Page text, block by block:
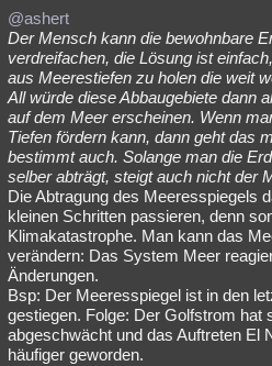
@ashert
Der Mensch kann die bewohnbare
verdreifachen, die Lösung ist
aus Meerestiefen zu holen die weit
All würde diese Abbaugebiete dann
auf dem Meer erscheinen. Wenn
Tiefen fördern kann, dann geht das
bestimmt auch. Solange man die
selber abträgt, steigt auch nicht der
Die Abtragung des Meeresspiegels
kleinen Schritten passieren, denn
Klimakatastrophe. Man kann das
verändern: Das System Meer
Änderungen.
Bsp: Der Meeresspiegel ist in den
gestiegen. Folge: Der Golfstrom hat
abgeschwächt und das Auftreten El
häufiger geworden.